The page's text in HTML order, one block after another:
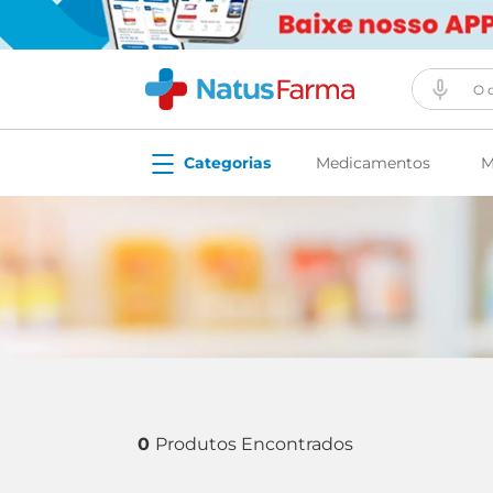
O que
Medicamentos
0